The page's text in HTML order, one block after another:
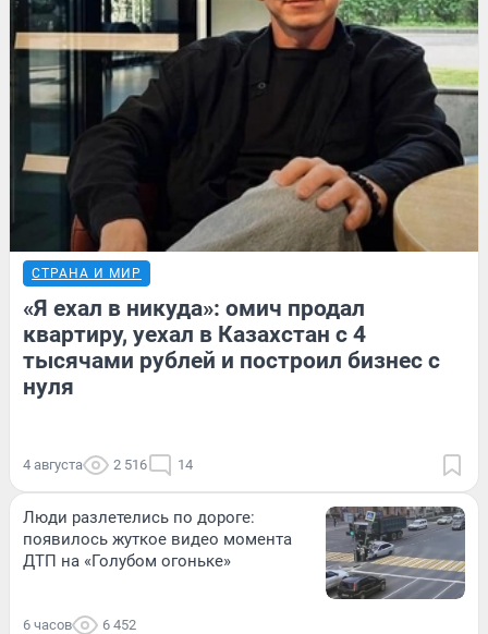
СТРАНА И МИР
«Я ехал в никуда»: омич продал
квартиру, уехал в Казахстан с 4
тысячами рублей и построил бизнес с
нуля
4 августа 2 516 14
Люди разлетелись по дороге:
появилось жуткое видео момента
ДТП на «Голубом огоньке»
6 часов 6 452